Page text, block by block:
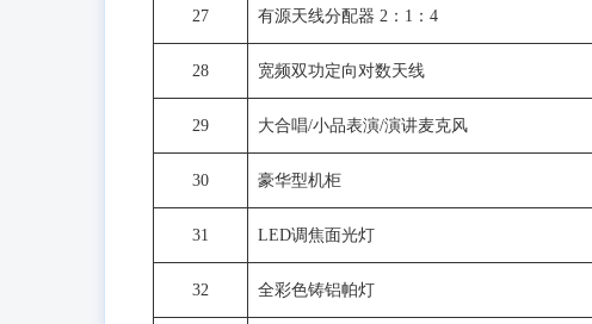
27 有源天线分配器 2：1：4
28 宽频双功定向对数天线
29 大合唱/小品表演/演讲麦克风
30 豪华型机柜
31 LED调焦面光灯
32 全彩色铸铝帕灯